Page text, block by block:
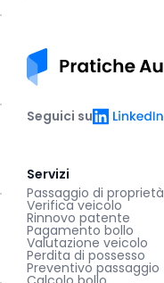
LinkedIn
Seguici su
Servizi
Passaggio di proprietà
Verifica veicolo
Rinnovo patente
Pagamento bollo
Valutazione veicolo
Perdita di possesso
Preventivo passaggio